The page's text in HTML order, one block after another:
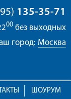
135-35-71
00 без выходных
город: Москва
ШОУРУМ